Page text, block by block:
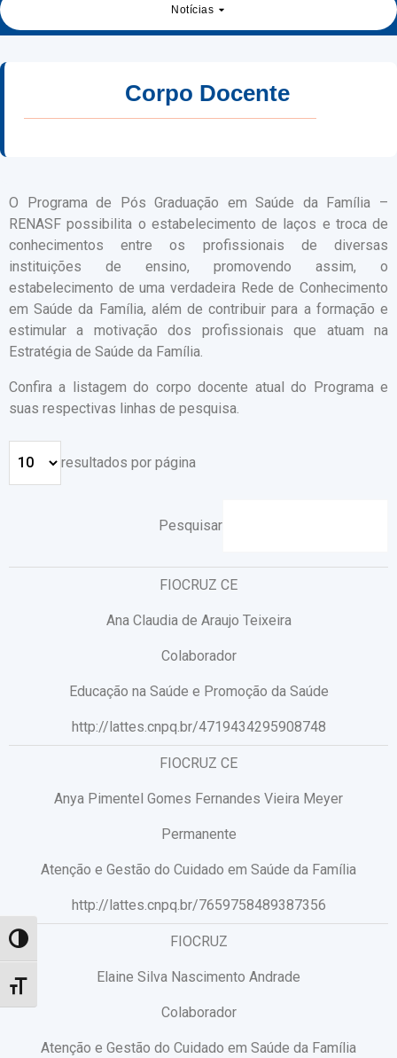
Toggle High Contrast
Toggle Font size
Notícias
Corpo Docente
O Programa de Pós Graduação em Saúde da Família –
RENASF possibilita o estabelecimento de laços e troca de
conhecimentos entre os profissionais de diversas
instituições de ensino, promovendo assim, o
estabelecimento de uma verdadeira Rede de Conhecimento
em Saúde da Família, além de contribuir para a formação e
estimular a motivação dos profissionais que atuam na
Estratégia de Saúde da Família.
Confira a listagem do corpo docente atual do Programa e
suas respectivas linhas de pesquisa.
resultados por página
Pesquisar
FIOCRUZ CE
Ana Claudia de Araujo Teixeira
Colaborador
Educação na Saúde e Promoção da Saúde
http://lattes.cnpq.br/4719434295908748
FIOCRUZ CE
Anya Pimentel Gomes Fernandes Vieira Meyer
Permanente
Atenção e Gestão do Cuidado em Saúde da Família
http://lattes.cnpq.br/7659758489387356
FIOCRUZ
Elaine Silva Nascimento Andrade
Colaborador
Atenção e Gestão do Cuidado em Saúde da Família